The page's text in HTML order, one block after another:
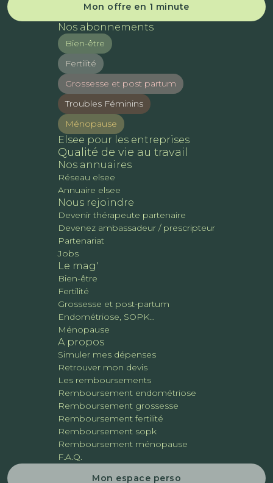
Mon offre en 1 minute
Nos abonnements
Bien-être
Fertilité
Grossesse et post partum
Troubles Féminins
Ménopause
Elsee pour les entreprises
Qualité de vie au travail
Nos annuaires
Réseau elsee
Annuaire elsee
Nous rejoindre
Devenir thérapeute partenaire
Devenez ambassadeur / prescripteur
Partenariat
Jobs
Le mag'
Bien-être
Fertilité
Grossesse et post-partum
Endométriose, SOPK...
Ménopause
A propos
Simuler mes dépenses
Retrouver mon devis
Les remboursements
Remboursement endométriose
Remboursement grossesse
Remboursement fertilité
Remboursement sopk
Remboursement ménopause
F.A.Q.
Mon espace perso